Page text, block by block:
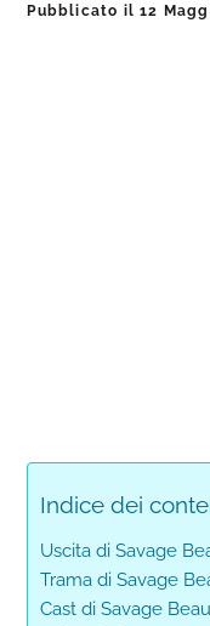
Pubblicato il12
Indice dei
Uscita di Savage
Trama di Savage
Cast di Savage